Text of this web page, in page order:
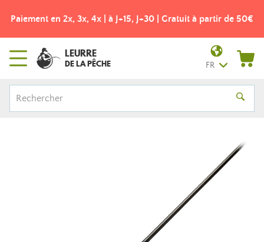
Paiement en 2x, 3x, 4x | à J+15, J+30 | Gratuit à partir de 50€
LEURRE
DE LA PÊCHE FR